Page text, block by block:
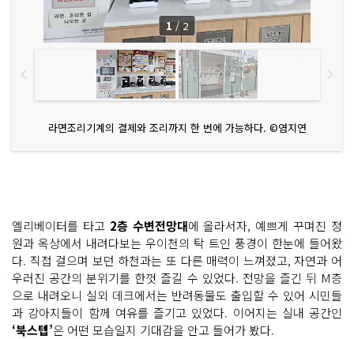
라면조리기계의 결제와 조리까지 한 번에 가능하다. ©염지연
1 / 2
엘리베이터를 타고 2층 수변전망대에 올라서자, 예쁘게 꾸며진 정
원과 옥상에서 내려다보는 우이천의 탁 트인 풍경이 한눈에 들어왔
다. 직접 걸으며 보던 하천과는 또 다른 매력이 느껴졌고, 자연과 어
우러진 공간의 분위기를 한껏 즐길 수 있었다. 전망을 즐긴 뒤 M층
으로 내려오니 실외 데크에서는 반려동물도 출입할 수 있어 시민들
과 강아지들이 함께 여유를 즐기고 있었다. 이어지는 실내 공간인
‘북스텝’은 어떤 모습일지 기대감을 안고 들어가 봤다.